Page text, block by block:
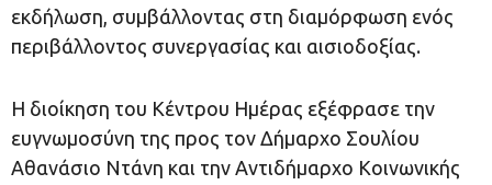
εκδήλωση, συμβάλλοντας στη διαμόρφωση ενός
περιβάλλοντος συνεργασίας και αισιοδοξίας.
Η διοίκηση του Κέντρου Ημέρας εξέφρασε την
ευγνωμοσύνη της προς τον Δήμαρχο Σουλίου
Αθανάσιο Ντάνη και την Αντιδήμαρχο Κοινωνικής